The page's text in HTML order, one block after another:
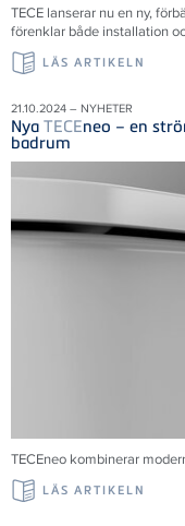
TECE lanserar nu en ny,
förenklar både installation
LÄS ARTIKELN
21.10.2024 – NYHETER
Nya TECEneo – en
badrum
TECEneo kombinerar
LÄS ARTIKELN